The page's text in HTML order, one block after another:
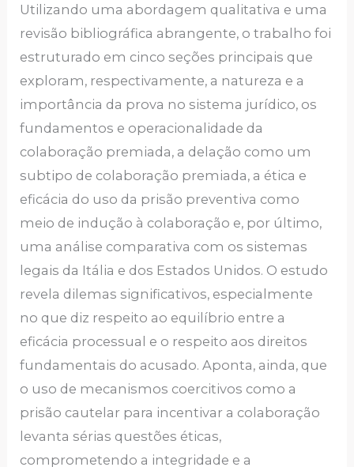
Utilizando uma abordagem qualitativa e uma
revisão bibliográfica abrangente, o trabalho foi
estruturado em cinco seções principais que
exploram, respectivamente, a natureza e a
importância da prova no sistema jurídico, os
fundamentos e operacionalidade da
colaboração premiada, a delação como um
subtipo de colaboração premiada, a ética e
eficácia do uso da prisão preventiva como
meio de indução à colaboração e, por último,
uma análise comparativa com os sistemas
legais da Itália e dos Estados Unidos. O estudo
revela dilemas significativos, especialmente
no que diz respeito ao equilíbrio entre a
eficácia processual e o respeito aos direitos
fundamentais do acusado. Aponta, ainda, que
o uso de mecanismos coercitivos como a
prisão cautelar para incentivar a colaboração
levanta sérias questões éticas,
comprometendo a integridade e a